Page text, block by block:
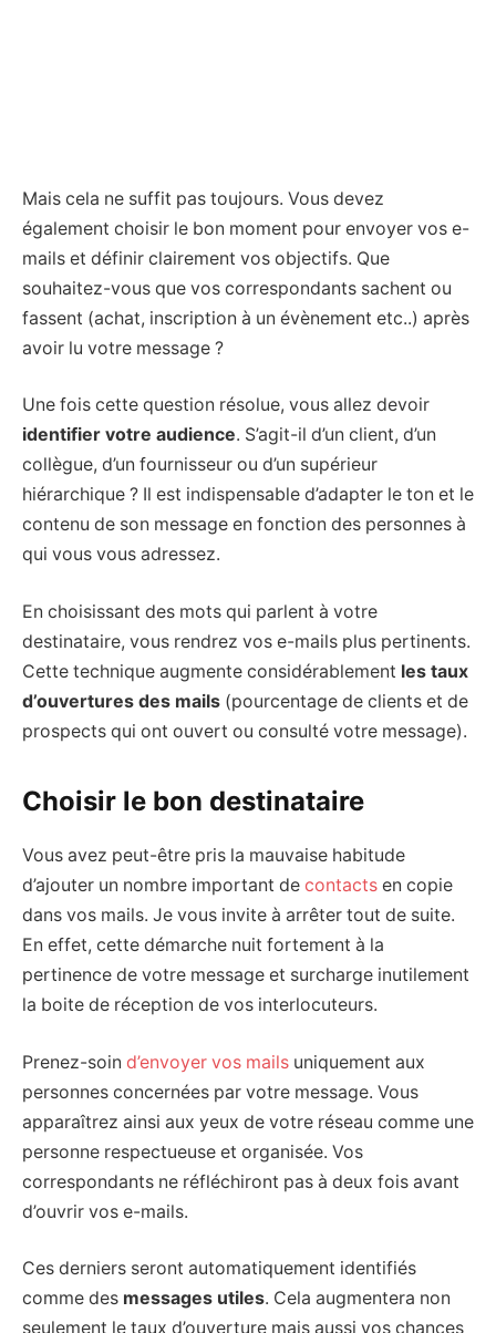
Mais cela ne suffit pas toujours. Vous devez
également choisir le bon moment pour envoyer vos e-
mails et définir clairement vos objectifs. Que
souhaitez-vous que vos correspondants sachent ou
fassent (achat, inscription à un évènement etc..) après
avoir lu votre message ?
Une fois cette question résolue, vous allez devoir
identifier votre audience. S’agit-il d’un client, d’un
collègue, d’un fournisseur ou d’un supérieur
hiérarchique ? Il est indispensable d’adapter le ton et le
contenu de son message en fonction des personnes à
qui vous vous adressez.
En choisissant des mots qui parlent à votre
destinataire, vous rendrez vos e-mails plus pertinents.
Cette technique augmente considérablement les taux
d’ouvertures des mails (pourcentage de clients et de
prospects qui ont ouvert ou consulté votre message).
Choisir le bon destinataire
Vous avez peut-être pris la mauvaise habitude
d’ajouter un nombre important de contacts en copie
dans vos mails. Je vous invite à arrêter tout de suite.
En effet, cette démarche nuit fortement à la
pertinence de votre message et surcharge inutilement
la boite de réception de vos interlocuteurs.
Prenez-soin d’envoyer vos mails uniquement aux
personnes concernées par votre message. Vous
apparaîtrez ainsi aux yeux de votre réseau comme une
personne respectueuse et organisée. Vos
correspondants ne réfléchiront pas à deux fois avant
d’ouvrir vos e-mails.
Ces derniers seront automatiquement identifiés
comme des messages utiles. Cela augmentera non
seulement le taux d’ouverture mais aussi vos chances